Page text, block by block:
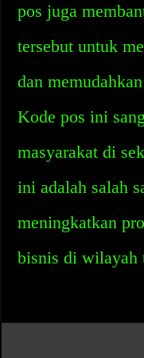
pos juga
tersebut untuk
dan
Kode pos ini
masyarakat di
ini adalah salah
meningkatkan
bisnis di wilayah